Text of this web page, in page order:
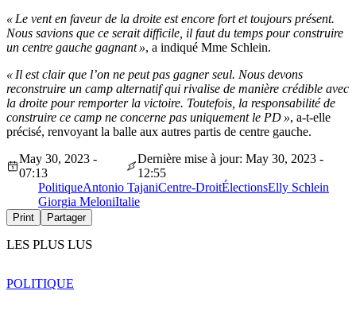
« Le vent en faveur de la droite est encore fort et toujours présent.
Nous savions que ce serait difficile, il faut du temps pour construire
un centre gauche gagnant », a indiqué Mme Schlein.
« Il est clair que l’on ne peut pas gagner seul. Nous devons
reconstruire un camp alternatif qui rivalise de manière crédible avec
la droite pour remporter la victoire. Toutefois, la responsabilité de
construire ce camp ne concerne pas uniquement le PD », a-t-elle
précisé, renvoyant la balle aux autres partis de centre gauche.
May 30, 2023 -
07:13
Dernière mise à jour: May 30, 2023 -
12:55
PolitiqueAntonio TajaniCentre-DroitÉlectionsElly Schlein
Giorgia MeloniItalie
Print Partager
LES PLUS LUS
POLITIQUE